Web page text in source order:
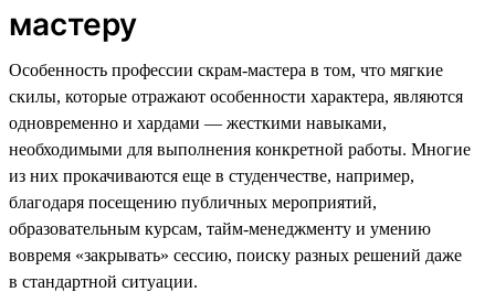
мастеру
Особенность профессии скрам-мастера в том, что мягкие
скилы, которые отражают особенности характера, являются
одновременно и хардами — жесткими навыками,
необходимыми для выполнения конкретной работы. Многие
из них прокачиваются еще в студенчестве, например,
благодаря посещению публичных мероприятий,
образовательным курсам, тайм-менеджменту и умению
вовремя «закрывать» сессию, поиску разных решений даже
в стандартной ситуации.